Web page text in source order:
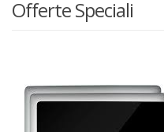
Offerte Speciali